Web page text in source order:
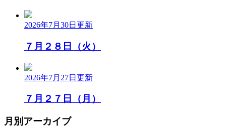
2026年7月30日 更新
７月２８日（火）
2026年7月27日 更新
７月２７日（月）
月別アーカイブ